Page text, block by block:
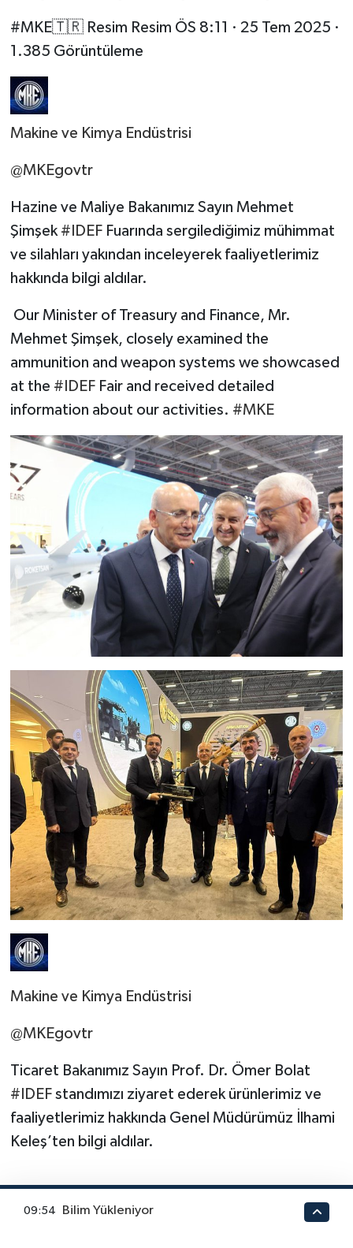
#MKE🇹🇷 Resim Resim ÖS 8:11 · 25 Tem 2025 ·
1.385 Görüntüleme
Makine ve Kimya Endüstrisi
@MKEgovtr
Hazine ve Maliye Bakanımız Sayın Mehmet
Şimşek #IDEFFuarında sergilediğimiz mühimmat
ve silahları yakından inceleyerek faaliyetlerimiz
hakkında bilgi aldılar.
Our Minister of Treasury and Finance, Mr.
Mehmet Şimşek, closely examined the
ammunition and weapon systems we showcased
at the #IDEFFair and received detailed
information about our activities. #MKE
Makine ve Kimya Endüstrisi
@MKEgovtr
Ticaret Bakanımız Sayın Prof. Dr. Ömer Bolat
#IDEFstandımızı ziyaret ederek ürünlerimiz ve
faaliyetlerimiz hakkında Genel Müdürümüz İlhami
Keleş’ten bilgi aldılar.
09:54 Bilim Yükleniyor